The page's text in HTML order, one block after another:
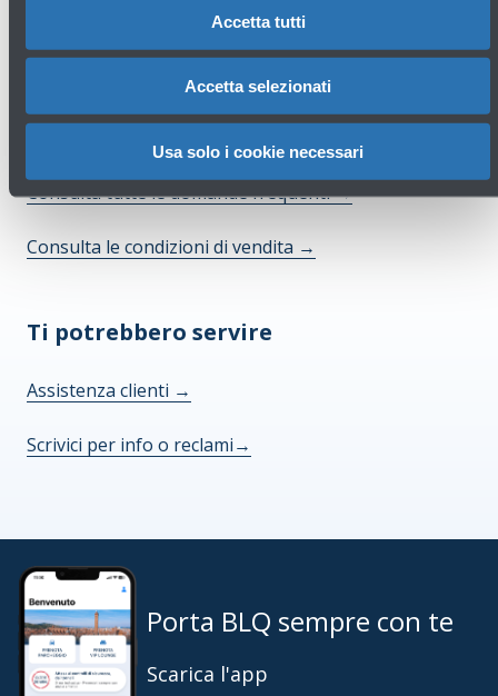
Accetta tutti
Accetta selezionati
Usa solo i cookie necessari
Hai bisogno di aiuto?
Consulta tutte le domande frequenti→
Consulta le condizioni di vendita →
Ti potrebbero servire
Assistenza clienti →
Scrivici per info o reclami→
Porta BLQ sempre con te
Scarica l'app